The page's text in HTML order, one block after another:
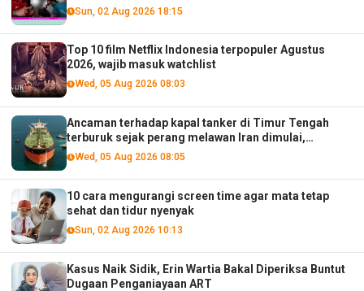
Sun, 02 Aug 2026 18:15
Top 10 film Netflix Indonesia terpopuler Agustus
2026, wajib masuk watchlist
Wed, 05 Aug 2026 08:03
Ancaman terhadap kapal tanker di Timur Tengah
terburuk sejak perang melawan Iran dimulai,
menurut analis
Wed, 05 Aug 2026 08:05
10 cara mengurangi screen time agar mata tetap
sehat dan tidur nyenyak
Sun, 02 Aug 2026 10:13
Kasus Naik Sidik, Erin Wartia Bakal Diperiksa Buntut
Dugaan Penganiayaan ART